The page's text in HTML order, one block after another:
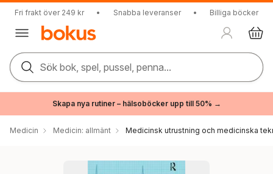
Fri frakt över 249 kr • Snabba leveranser • Billiga böcker
Sök bok, spel, pussel, penna...
Skapa nya rutiner – hälsoböcker upp till 50% →
Medicin Medicin: allmänt Medicinsk utrustning och medicinska